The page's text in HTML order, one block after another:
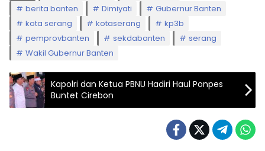
berita banten
Dimiyati
Gubernur Banten
kota serang
kotaserang
kp3b
pemprovbanten
sekdabanten
serang
Wakil Gubernur Banten
Kapolri dan Ketua PBNU Hadiri Haul Ponpes
Buntet Cirebon